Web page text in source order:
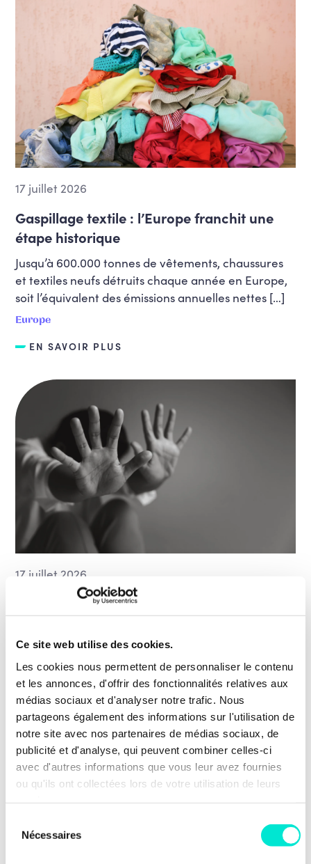
Ce site web utilise des cookies.
Les cookies nous permettent de personnaliser le contenu
et les annonces, d'offrir des fonctionnalités relatives aux
médias sociaux et d'analyser notre trafic. Nous
partageons également des informations sur l'utilisation de
notre site avec nos partenaires de médias sociaux, de
publicité et d'analyse, qui peuvent combiner celles-ci
avec d'autres informations que vous leur avez fournies
ou qu'ils ont collectées lors de votre utilisation de leurs
Nécessaires
17 juillet 2026
Gaspillage textile : l’Europe franchit une
étape historique
Jusqu’à 600.000 tonnes de vêtements, chaussures
et textiles neufs détruits chaque année en Europe,
soit l’équivalent des émissions annuelles nettes […]
Europe
EN SAVOIR PLUS
17 juillet 2026
Violences faites aux femmes : les entités
francophones allient leurs forces autour
d’un plan commun
Les violences faites aux femmes ne connaissent pas
les frontières administratives. La Wallonie, la
Fédération Wallonie-Bruxelles et la COCOF
viennent […]
Vivre ensemble, inclusion, égalité des chances et lutte
contre les discriminations